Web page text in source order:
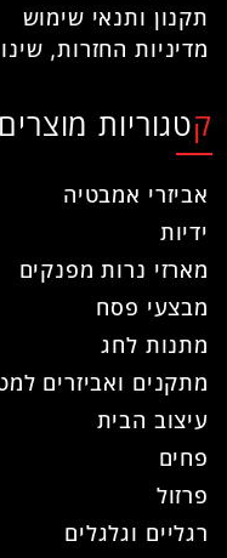
תקנון ותנאי שימוש
מדיניות החזרות,
קטגוריות מוצרים
אביזרי אמבטיה
ידיות
מארזי נרות מפנקים
מבצעי פסח
מתנות לחג
מתקנים ואביזרים
עיצוב הבית
פחים
פרזול
רגליים וגלגלים